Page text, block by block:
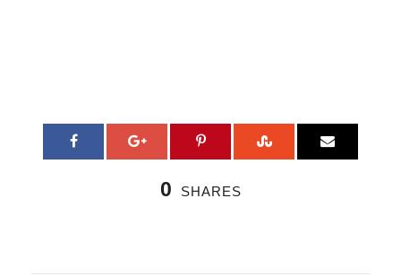
0 SHARES